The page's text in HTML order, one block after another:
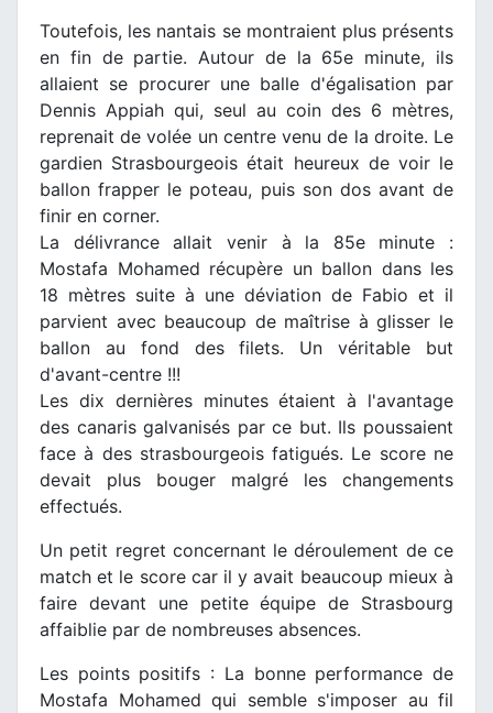
Toutefois, les nantais se montraient plus présents
en fin de partie. Autour de la 65e minute, ils
allaient se procurer une balle d'égalisation par
Dennis Appiah qui, seul au coin des 6 mètres,
reprenait de volée un centre venu de la droite. Le
gardien Strasbourgeois était heureux de voir le
ballon frapper le poteau, puis son dos avant de
finir en corner.
La délivrance allait venir à la 85e minute :
Mostafa Mohamed récupère un ballon dans les
18 mètres suite à une déviation de Fabio et il
parvient avec beaucoup de maîtrise à glisser le
ballon au fond des filets. Un véritable but
d'avant-centre !!!
Les dix dernières minutes étaient à l'avantage
des canaris galvanisés par ce but. Ils poussaient
face à des strasbourgeois fatigués. Le score ne
devait plus bouger malgré les changements
effectués.
Un petit regret concernant le déroulement de ce
match et le score car il y avait beaucoup mieux à
faire devant une petite équipe de Strasbourg
affaiblie par de nombreuses absences.
Les points positifs : La bonne performance de
Mostafa Mohamed qui semble s'imposer au fil